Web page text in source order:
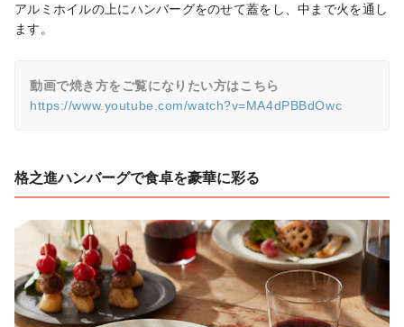
アルミホイルの上にハンバーグをのせて蓋をし、中まで火を通し
ます。
動画で焼き方をご覧になりたい方はこちら
https://www.youtube.com/watch?v=MA4dPBBdOwc
格之進ハンバーグで食卓を豪華に彩る